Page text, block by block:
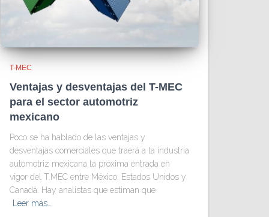
T-MEC
Ventajas y desventajas del T-MEC
para el sector automotriz
mexicano
Poco se ha hablado de las ventajas y
desventajas comerciales que traerá a la industria
automotriz mexicana la próxima entrada en
vigor del T.MEC entre México, Estados Unidos y
Canadá. Hay analistas que estiman que
Leer más…